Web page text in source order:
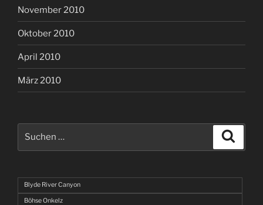
November 2010
Oktober 2010
April 2010
März 2010
Blyde River Canyon
Böhse Onkelz